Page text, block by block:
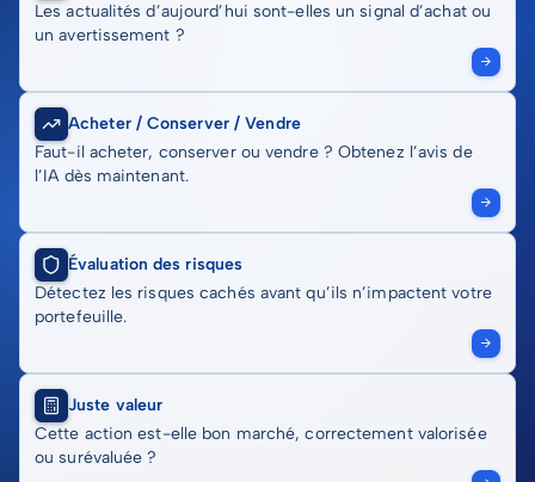
Les actualités d’aujourd’hui sont-elles un signal d’achat ou
un avertissement ?
Acheter / Conserver / Vendre
Faut-il acheter, conserver ou vendre ? Obtenez l’avis de
l’IA dès maintenant.
Évaluation des risques
Détectez les risques cachés avant qu’ils n’impactent votre
portefeuille.
Juste valeur
Cette action est-elle bon marché, correctement valorisée
ou surévaluée ?